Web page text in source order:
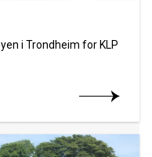
i Trondheim for KLP